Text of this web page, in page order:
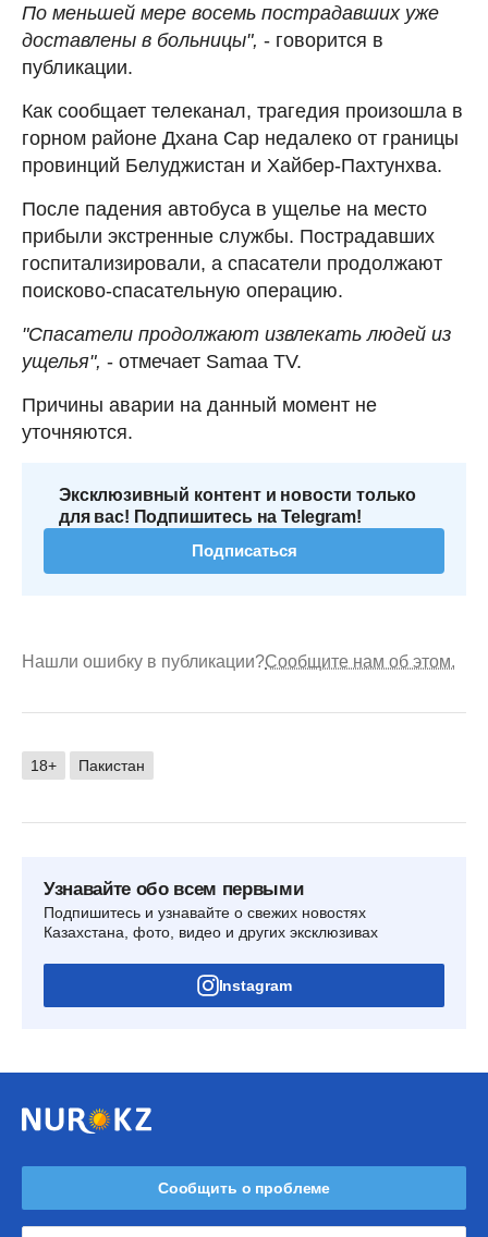
По меньшей мере восемь пострадавших уже
доставлены в больницы", - говорится в
публикации.
Как сообщает телеканал, трагедия произошла в
горном районе Дхана Сар недалеко от границы
провинций Белуджистан и Хайбер-Пахтунхва.
После падения автобуса в ущелье на место
прибыли экстренные службы. Пострадавших
госпитализировали, а спасатели продолжают
поисково-спасательную операцию.
"Спасатели продолжают извлекать людей из
ущелья", - отмечает Samaa TV.
Причины аварии на данный момент не
уточняются.
Эксклюзивный контент и новости только
для вас! Подпишитесь на Telegram!
Подписаться
Нашли ошибку в публикации?Сообщите нам об этом.
18+ Пакистан
Узнавайте обо всем первыми
Подпишитесь и узнавайте о свежих новостях
Казахстана, фото, видео и других эксклюзивах
Instagram
Сообщить о проблеме